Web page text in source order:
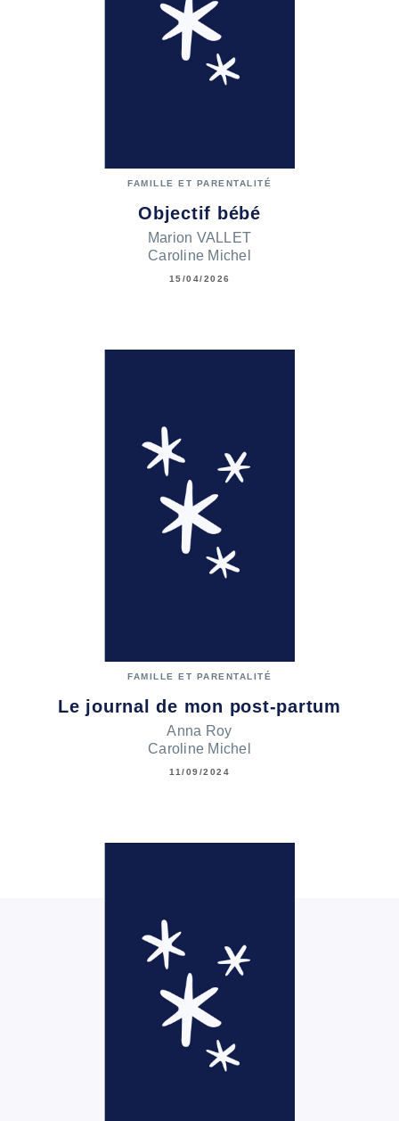
FAMILLE ET PARENTALITÉ
Objectif bébé
Marion VALLET
Caroline Michel
15/04/2026
FAMILLE ET PARENTALITÉ
Le journal de mon post-partum
Anna Roy
Caroline Michel
11/09/2024